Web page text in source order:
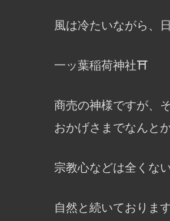
風は冷たいながら、
一ッ葉稲荷神社⛩️
商売の神様ですが、
おかげさまでなんと
宗教心などは全くな
自然と続いておりま